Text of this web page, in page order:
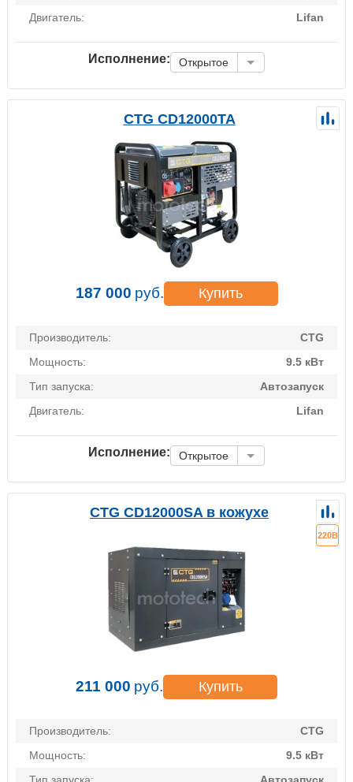
Двигатель:
Lifan
Исполнение: Открытое
CTG CD12000TA
187 000 руб. Купить
Производитель:
CTG
Мощность:
9.5 кВт
Тип запуска:
Автозапуск
Двигатель:
Lifan
Исполнение: Открытое
CTG CD12000SA в кожухе
220В
211 000 руб. Купить
Производитель:
CTG
Мощность:
9.5 кВт
Тип запуска:
Автозапуск